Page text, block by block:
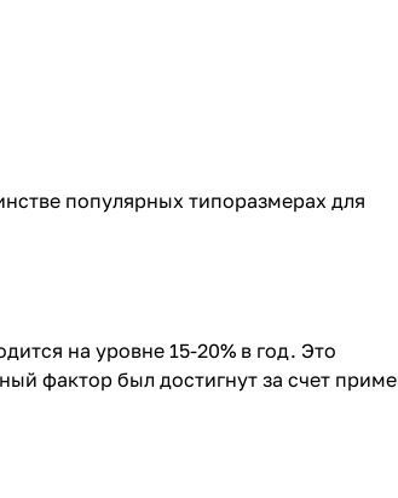
популярных типоразмерах для
на уровне 15-20% в год. Это
фактор был достигнут за счет